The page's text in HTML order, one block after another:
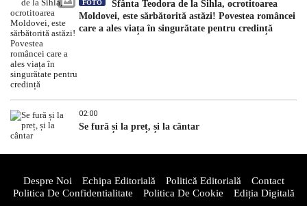
FOTO
Sfânta Teodora de la Sihla, ocrotitoarea
Moldovei, este sărbătorită astăzi! Povestea româncei
care a ales viața în singurătate pentru credință
02:00
Se fură și la preț, și la cântar
Despre Noi Echipa Editorială Politică Editorială
Contact
Politica De Confidentialitate
Politica De Cookie Ediția Digitală